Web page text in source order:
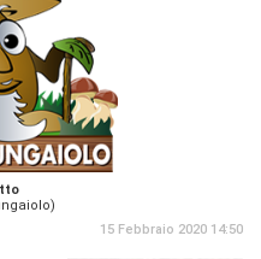
15 Febbraio 2020 14:50